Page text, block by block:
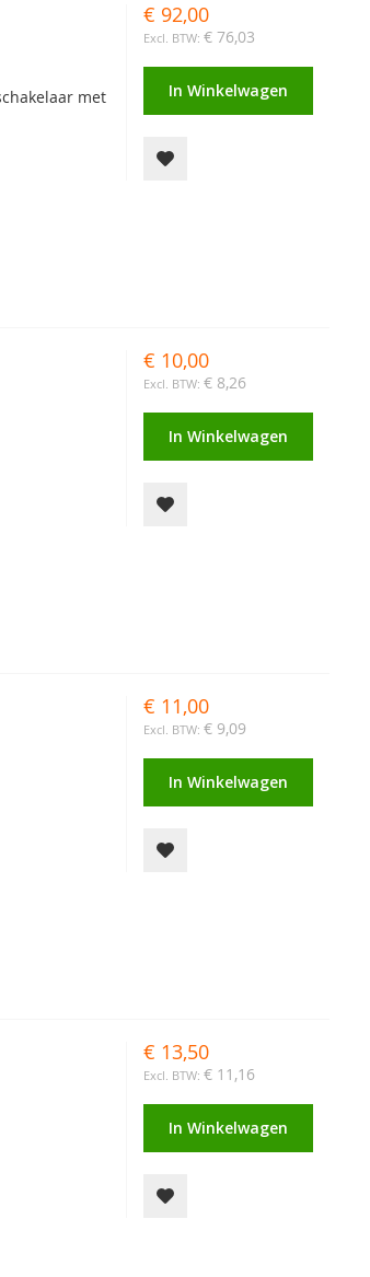
met
€ 92,00
€ 76,03
In Winkelwagen
€ 10,00
€ 8,26
In Winkelwagen
€ 11,00
€ 9,09
In Winkelwagen
€ 13,50
€ 11,16
In Winkelwagen